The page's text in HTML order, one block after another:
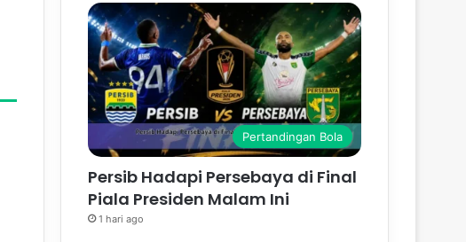
Pertandingan Bola
Persib Hadapi Persebaya di Final
Piala Presiden Malam Ini
1 hari ago